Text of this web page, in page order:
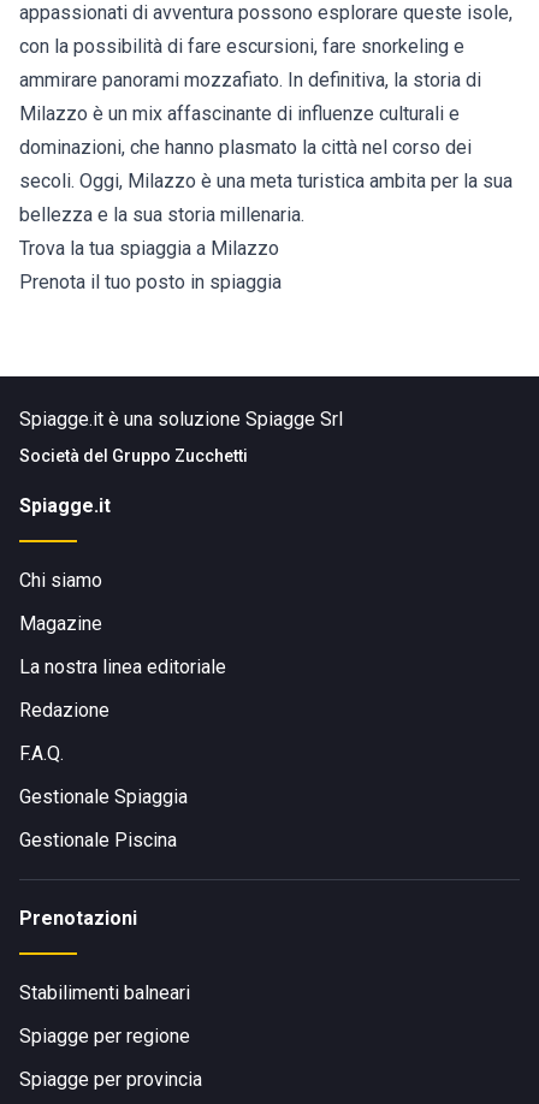
appassionati di avventura possono esplorare queste isole,
con la possibilità di fare escursioni, fare snorkeling e
ammirare panorami mozzafiato. In definitiva, la storia di
Milazzo è un mix affascinante di influenze culturali e
dominazioni, che hanno plasmato la città nel corso dei
secoli. Oggi, Milazzo è una meta turistica ambita per la sua
bellezza e la sua storia millenaria.
Trova la tua spiaggia a Milazzo
Prenota il tuo posto in spiaggia
Spiagge.it è una soluzione Spiagge Srl
Società del Gruppo Zucchetti
Spiagge.it
Chi siamo
Magazine
La nostra linea editoriale
Redazione
F.A.Q.
Gestionale Spiaggia
Gestionale Piscina
Prenotazioni
Stabilimenti balneari
Spiagge per regione
Spiagge per provincia